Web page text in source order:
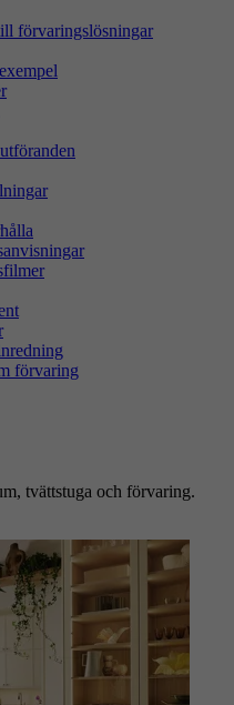
förvaringslösningar
förvaring
tvättstuga och förvaring.